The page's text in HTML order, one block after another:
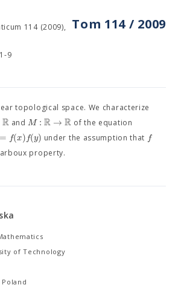
Tom 114 / 2009
114 (2009),
9
topological space. We characterize
RandM : R → R of the equation
= f(x)f(y) under the assumption that f
property.
of Technology
Poland